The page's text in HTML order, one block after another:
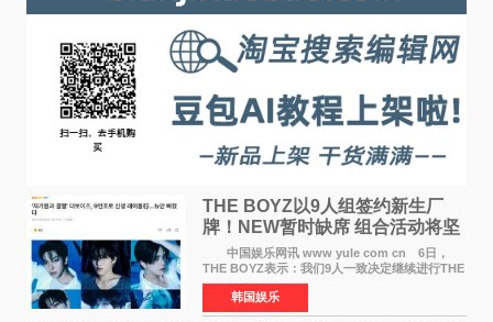
THE BOYZ以9人组签约新生厂
牌！NEW暂时缺席 组合活动将坚
定不移继续
中国娱乐网讯 www yule com cn 6日，
THE BOYZ表示：我们9人一致决定继续进行THE
BOYZ组合活动，并且已经完成了组合团体活动
签约。目前正在新生厂牌下进行活动准备。尚未
离开THE BOYZ原所
韩国娱乐